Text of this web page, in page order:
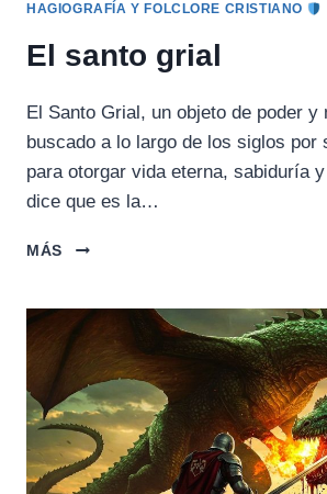
HAGIOGRAFÍA Y FOLCLORE CRISTIANO
El santo grial
El Santo Grial, un objeto de poder
buscado a lo largo de los siglos por
para otorgar vida eterna, sabiduría
dice que es la…
MÁS
EL